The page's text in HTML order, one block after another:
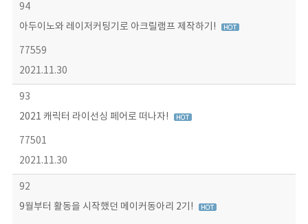
94
아두이노와 레이저커팅기로 아크릴램프 제작하기!
77559
2021.11.30
93
2021 캐릭터 라이선싱 페어로 떠나자!
77501
2021.11.30
92
9월부터 활동을 시작했던 메이커동아리 2기!